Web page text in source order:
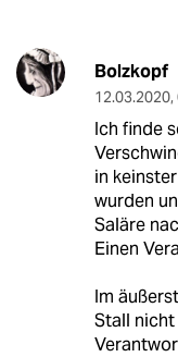
Bolzkopf
12.03.2020,
Ich finde
in
wurden
Saläre
Einen
Im
Stall